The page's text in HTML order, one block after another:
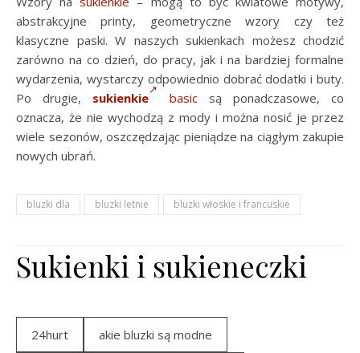
abstrakcyjne printy, geometryczne wzory czy też
klasyczne paski. W naszych sukienkach możesz chodzić
zarówno na co dzień, do pracy, jak i na bardziej formalne
wydarzenia, wystarczy odpowiednio dobrać dodatki i buty.
Po drugie, sukienkie basicsą ponadczasowe, co
oznacza, że nie wychodzą z mody i można nosić je przez
wiele sezonów, oszczędzając pieniądze na ciągłym zakupie
nowych ubrań.
bluzki dla bluzki letnie bluzki włoskie i francuskie
Sukienki i sukieneczki
24hurt akie bluzki są modne